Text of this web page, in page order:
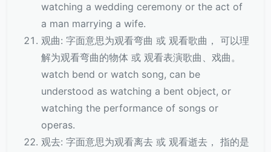
watching a wedding ceremony or the act of
a man marrying a wife.
观曲: 字面意思为观看弯曲 或 观看歌曲， 可以理
解为观看弯曲的物体 或 观看表演歌曲、戏曲。
watch bend or watch song, can be
understood as watching a bent object, or
watching the performance of songs or
operas.
观去: 字面意思为观看离去 或 观看逝去， 指的是